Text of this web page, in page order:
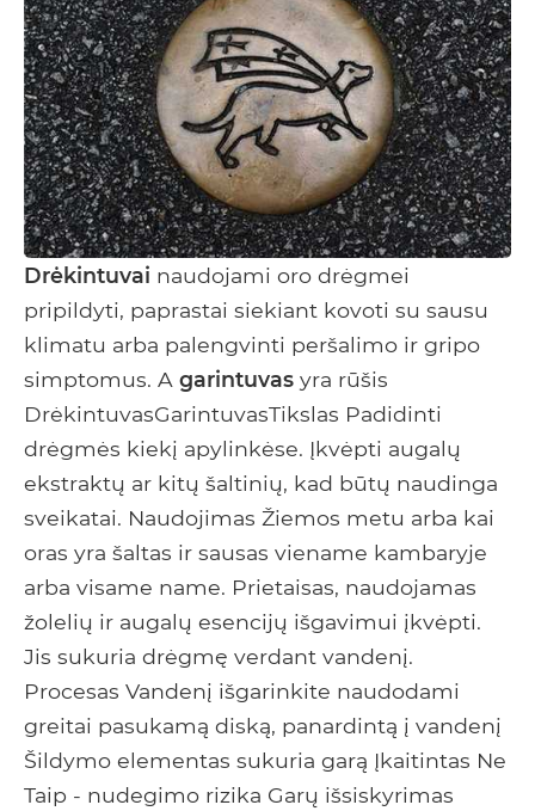
Drėkintuvai naudojami oro drėgmei
pripildyti, paprastai siekiant kovoti su sausu
klimatu arba palengvinti peršalimo ir gripo
simptomus. A garintuvas yra rūšis
DrėkintuvasGarintuvasTikslas Padidinti
drėgmės kiekį apylinkėse. Įkvėpti augalų
ekstraktų ar kitų šaltinių, kad būtų naudinga
sveikatai. Naudojimas Žiemos metu arba kai
oras yra šaltas ir sausas viename kambaryje
arba visame name. Prietaisas, naudojamas
žolelių ir augalų esencijų išgavimui įkvėpti.
Jis sukuria drėgmę verdant vandenį.
Procesas Vandenį išgarinkite naudodami
greitai pasukamą diską, panardintą į vandenį
Šildymo elementas sukuria garą Įkaitintas Ne
Taip - nudegimo rizika Garų išsiskyrimas